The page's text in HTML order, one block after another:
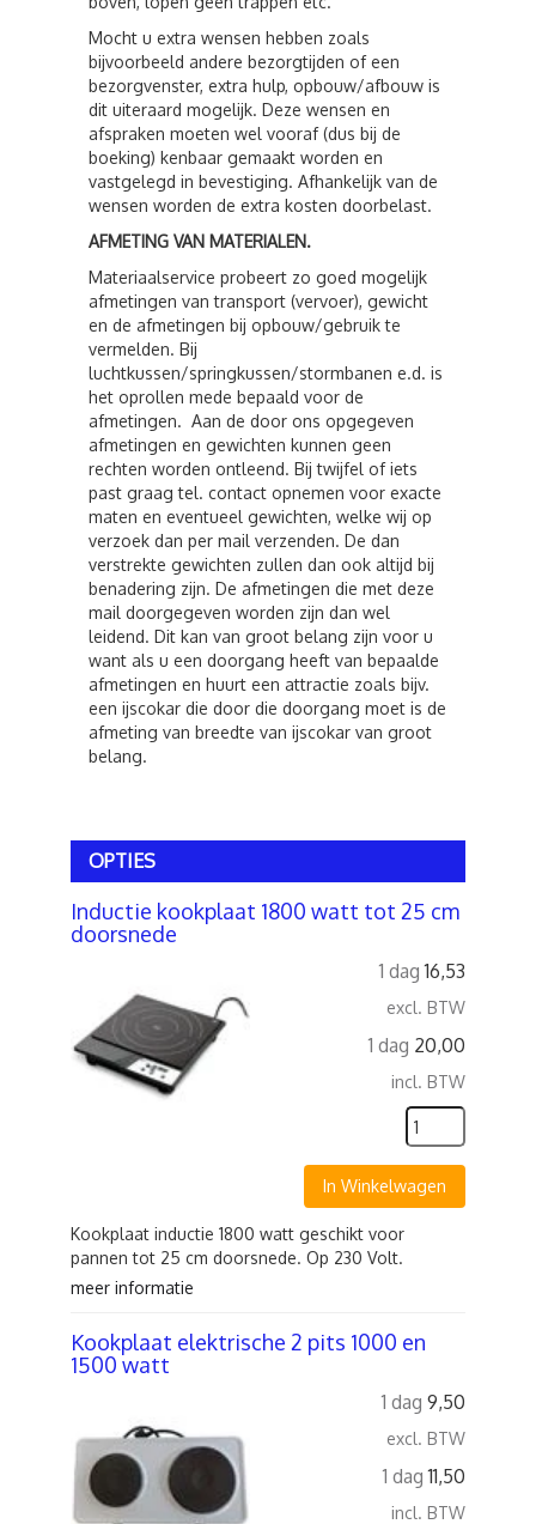
Mocht u extra wensen hebben zoals
bijvoorbeeld andere bezorgtijden of een
bezorgvenster, extra hulp, opbouw/afbouw is
dit uiteraard mogelijk. Deze wensen en
afspraken moeten wel vooraf (dus bij de
boeking) kenbaar gemaakt worden en
vastgelegd in bevestiging. Afhankelijk van de
wensen worden de extra kosten doorbelast.
AFMETING VAN MATERIALEN.
Materiaalservice probeert zo goed mogelijk
afmetingen van transport (vervoer), gewicht
en de afmetingen bij opbouw/gebruik te
vermelden. Bij
luchtkussen/springkussen/stormbanen e.d. is
het oprollen mede bepaald voor de
afmetingen. Aan de door ons opgegeven
afmetingen en gewichten kunnen geen
rechten worden ontleend. Bij twijfel of iets
past graag tel. contact opnemen voor exacte
maten en eventueel gewichten, welke wij op
verzoek dan per mail verzenden. De dan
verstrekte gewichten zullen dan ook altijd bij
benadering zijn. De afmetingen die met deze
mail doorgegeven worden zijn dan wel
leidend. Dit kan van groot belang zijn voor u
want als u een doorgang heeft van bepaalde
afmetingen en huurt een attractie zoals bijv.
een ijscokar die door die doorgang moet is de
afmeting van breedte van ijscokar van groot
belang.
OPTIES
Inductie kookplaat 1800 watt tot 25 cm
doorsnede
1 dag 16,53
excl. BTW
1 dag 20,00
incl. BTW
In Winkelwagen
Kookplaat inductie 1800 watt geschikt voor
pannen tot 25 cm doorsnede. Op 230 Volt.
meer informatie
Kookplaat elektrische 2 pits 1000 en
1500 watt
1 dag 9,50
excl. BTW
1 dag 11,50
incl. BTW